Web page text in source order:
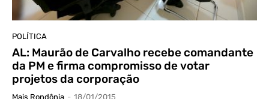
POLÍTICA
AL: Maurão de Carvalho recebe comandante
da PM e firma compromisso de votar
projetos da corporação
Mais Rondônia - 18/01/2015